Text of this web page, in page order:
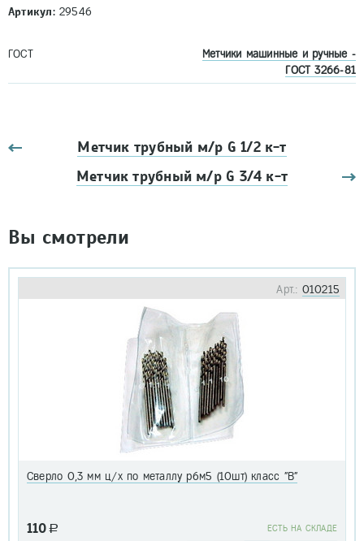
Артикул:29546
ГОСТ
Метчики машинные и ручные -
ГОСТ 3266-81
Метчик трубный м/р G 1/2 к-т
Метчик трубный м/р G 3/4 к-т
Вы смотрели
Арт.: 010215
Сверло 0,3 мм ц/х по металлу р6м5 (10шт) класс "В"
110 a EСТЬ НА СКЛАДЕ